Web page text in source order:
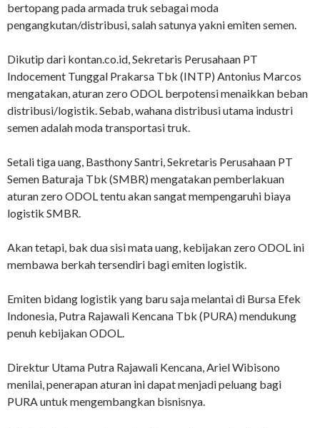
bertopang pada armada truk sebagai moda
pengangkutan/distribusi, salah satunya yakni emiten semen.
Dikutip dari kontan.co.id, Sekretaris Perusahaan PT
Indocement Tunggal Prakarsa Tbk (INTP) Antonius Marcos
mengatakan, aturan zero ODOL berpotensi menaikkan beban
distribusi/logistik. Sebab, wahana distribusi utama industri
semen adalah moda transportasi truk.
Setali tiga uang, Basthony Santri, Sekretaris Perusahaan PT
Semen Baturaja Tbk (SMBR) mengatakan pemberlakuan
aturan zero ODOL tentu akan sangat mempengaruhi biaya
logistik SMBR.
Akan tetapi, bak dua sisi mata uang, kebijakan zero ODOL ini
membawa berkah tersendiri bagi emiten logistik.
Emiten bidang logistik yang baru saja melantai di Bursa Efek
Indonesia, Putra Rajawali Kencana Tbk (PURA) mendukung
penuh kebijakan ODOL.
Direktur Utama Putra Rajawali Kencana, Ariel Wibisono
menilai, penerapan aturan ini dapat menjadi peluang bagi
PURA untuk mengembangkan bisnisnya.